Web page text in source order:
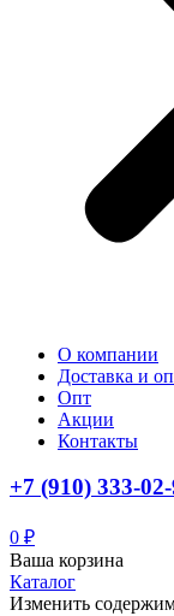
О компании
Доставка и
Опт
Акции
Контакты
+7 (910) 333-
0 ₽
Ваша корзина
Каталог
Изменить